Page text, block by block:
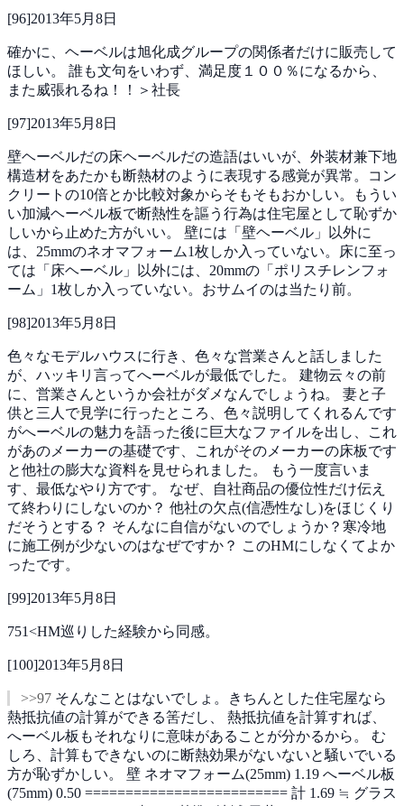
[96]2013年5月8日
確かに、ヘーベルは旭化成グループの関係者だけに販売して
ほしい。 誰も文句をいわず、満足度１００％になるから、
また威張れるね！！＞社長
[97]2013年5月8日
壁ヘーベルだの床ヘーベルだの造語はいいが、外装材兼下地
構造材をあたかも断熱材のように表現する感覚が異常。コン
クリートの10倍とか比較対象からそもそもおかしい。もうい
い加減ヘーベル板で断熱性を謳う行為は住宅屋として恥ずか
しいから止めた方がいい。 壁には「壁ヘーベル」以外に
は、25mmのネオマフォーム1枚しか入っていない。床に至っ
ては「床ヘーベル」以外には、20mmの「ポリスチレンフォ
ーム」1枚しか入っていない。おサムイのは当たり前。
[98]2013年5月8日
色々なモデルハウスに行き、色々な営業さんと話しました
が、ハッキリ言ってへーベルが最低でした。 建物云々の前
に、営業さんというか会社がダメなんでしょうね。 妻と子
供と三人で見学に行ったところ、色々説明してくれるんです
がへーベルの魅力を語った後に巨大なファイルを出し、これ
があのメーカーの基礎です、これがそのメーカーの床板です
と他社の膨大な資料を見せられました。
もう一度言いま
す、最低なやり方です。 なぜ、自社商品の優位性だけ伝え
て終わりにしないのか？ 他社の欠点(信憑性なし)をほじくり
だそうとする？ そんなに自信がないのでしょうか？寒冷地
に施工例が少ないのはなぜですか？ このHMにしなくてよか
ったです。
[99]2013年5月8日
751<HM巡りした経験から同感。
[100]2013年5月8日
>>97 そんなことはないでしょ。きちんとした住宅屋なら
熱抵抗値の計算ができる筈だし、 熱抵抗値を計算すれば、
へーベル板もそれなりに意味があることが分かるから。 む
しろ、計算もできないのに断熱効果がないないと騒いでいる
方が恥ずかしい。 壁 ネオマフォーム(25mm) 1.19 へーベル板
(75mm) 0.50 ========================= 計 1.69 ≒ グラス